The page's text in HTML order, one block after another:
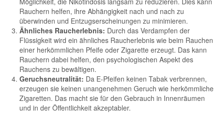
Rauchern helfen, ihre Abhängigkeit nach und nach zu
überwinden und Entzugserscheinungen zu minimieren.
Ähnliches Raucherlebnis: Durch das Verdampfen der
Flüssigkeit wird ein ähnliches Raucherlebnis wie beim Rauchen
einer herkömmlichen Pfeife oder Zigarette erzeugt. Das kann
Rauchern dabei helfen, den psychologischen Aspekt des
Rauchens zu bewältigen.
Geruchsneutralität: Da E-Pfeifen keinen Tabak verbrennen,
erzeugen sie keinen unangenehmen Geruch wie herkömmliche
Zigaretten. Das macht sie für den Gebrauch in Innenräumen
und in der Öffentlichkeit akzeptabler.